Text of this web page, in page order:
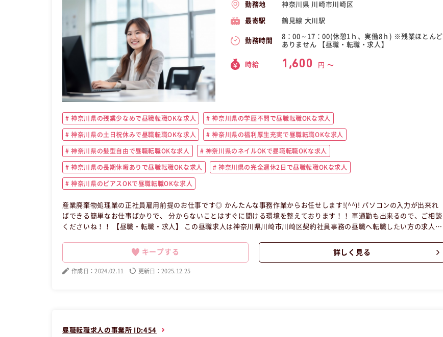
勤務地 神奈川県 川崎市川崎区
最寄駅 鶴見線 大川駅
勤務時間
8：00～17：00(休憩1ｈ、実働8ｈ) ※残業ほとんど
ありません 【昼職・転職・求人】
時給 1,600 円 〜
神奈川県の残業少なめで昼職転職OKな求人 神奈川県の学歴不問で昼職転職OKな求人
神奈川県の土日祝休みで昼職転職OKな求人 神奈川県の福利厚生充実で昼職転職OKな求人
神奈川県の髪型自由で昼職転職OKな求人 神奈川県のネイルOKで昼職転職OKな求人
神奈川県の長期休暇ありで昼職転職OKな求人 神奈川県の完全週休2日で昼職転職OKな求人
神奈川県のピアスOKで昼職転職OKな求人
産業廃棄物処理業の正社員雇用前提のお仕事です◎ かんたんな事務作業からお任せします!(^^)! パソコンの入力が出来れ
ばできる簡単なお仕事ばかりで、 分からないことはすぐに聞ける環境を整えております！！ 車通勤も出来るので、ご相談
くださいね！！ 【昼職・転職・求人】 この昼職求人は神奈川県川崎市川崎区契約社員事務の昼職へ転職したい方の求人で
キープする 詳しく見る
作成日：2024.02.11 更新日：2025.12.25
昼職転職求人の事業所 ID:454